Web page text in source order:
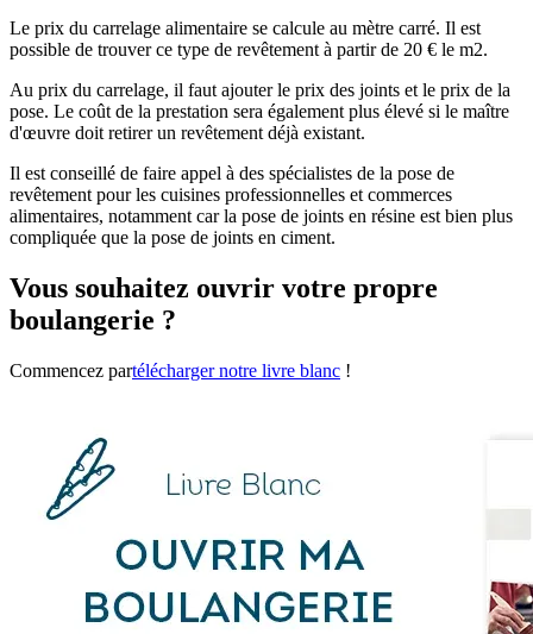
Le prix du carrelage alimentaire se calcule au mètre carré. Il est
possible de trouver ce type de revêtement à partir de 20 € le m2.
Au prix du carrelage, il faut ajouter le prix des joints et le prix de la
pose. Le coût de la prestation sera également plus élevé si le maître
d'œuvre doit retirer un revêtement déjà existant.
Il est conseillé de faire appel à des spécialistes de la pose de
revêtement pour les cuisines professionnelles et commerces
alimentaires, notamment car la pose de joints en résine est bien plus
compliquée que la pose de joints en ciment.
Vous souhaitez ouvrir votre propre
boulangerie ?
Commencez partélécharger notre livre blanc !